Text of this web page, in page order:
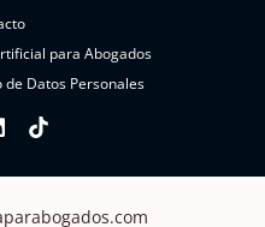
para Abogados
Datos Personales